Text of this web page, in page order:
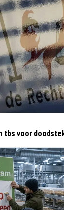
tbs voor